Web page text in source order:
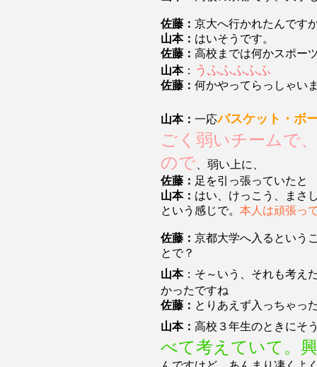
佐藤： 京大へ行かれたんです
山本： はいそうです。
佐藤： 高校までは何かスポー
山本： うふふふふふ
佐藤： 何かやってらっしゃい
山本： 一応バスケット・ボ
ごく弱いチームで
ので 、弱い上に、
佐藤： 足を引っ張っていたと
山本： はい、けっこう、まさ
という感じで。 本人は頑張っ
佐藤： 京都大学へ入るという
とで？
山本：そ～いう、それも考え
かったですね
佐藤： とりあえず入っちゃっ
山本： 高校３年生のときにそ
べて考えていて。